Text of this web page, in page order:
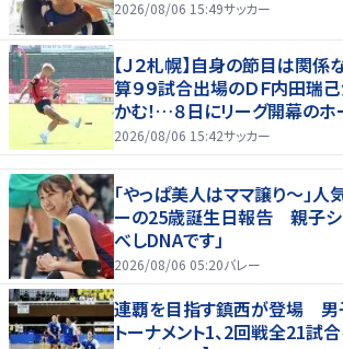
2026/08/06 15:49サッカー
【Ｊ２札幌】自身の節目は関
算９９試合出場のＤＦ内田瑞
かむ！…８日にリーグ開幕のホ
2026/08/06 15:42サッカー
「やっぱ美人はママ譲り～」
ーの25歳誕生日報告 親子シ
べしDNAです」
2026/08/06 05:20バレー
連覇を目指す鎮西が登場 男
トーナメント1、2回戦全21試